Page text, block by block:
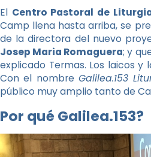
El Centro Pastoral de
Camp llena hasta arriba, se
de la directora del nuevo
Josep Maria Romaguera; y
explicado Termas. Los laicos y
Con el nombre Galilea.153
público muy amplio tanto de
Por qué Galilea.153?